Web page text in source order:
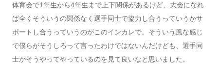
体育会で1年生から4年生まで上下関係があるけど、大会になれ
ば全くそういうの関係なく選手同士で協力し合うっていうかサ
ポートし合うっていうのがこのインカレで。そういう風な感じ
で僕らがそうしろって言ったわけではないんだけども、選手同
士がそうやってやっているのを見て良いなと思いました。